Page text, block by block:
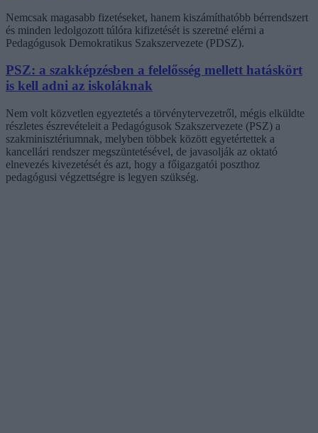
Nemcsak magasabb fizetéseket, hanem kiszámíthatóbb bérrendszert
és minden ledolgozott túlóra kifizetését is szeretné elérni a
Pedagógusok Demokratikus Szakszervezete (PDSZ).
PSZ: a szakképzésben a felelősség mellett hatáskört
is kell adni az iskoláknak
Nem volt közvetlen egyeztetés a törvénytervezetről, mégis elküldte
részletes észrevételeit a Pedagógusok Szakszervezete (PSZ) a
szakminisztériumnak, melyben többek között egyetértettek a
kancellári rendszer megszüntetésével, de javasolják az oktató
elnevezés kivezetését és azt, hogy a főigazgatói poszthoz
pedagógusi végzettségre is legyen szükség.